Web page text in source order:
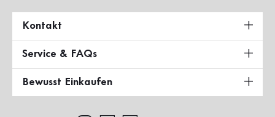
Kontakt
Service & FAQs
Bewusst Einkaufen